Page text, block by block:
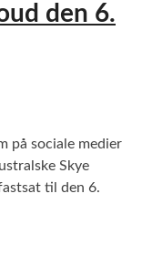
den 6.
på sociale medier
Skye
til den 6.